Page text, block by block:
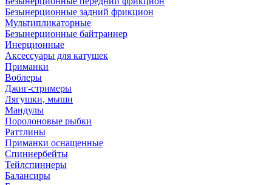
Безынерционные задний фрикцион
Мультипликаторные
Безынерционные байтраннер
Инерционные
Аксессуары для катушек
Приманки
Воблеры
Джиг-стримеры
Лягушки, мыши
Мандулы
Поролоновые рыбки
Раттлины
Приманки оснащенные
Спиннербейты
Тейлспиннеры
Балансиры